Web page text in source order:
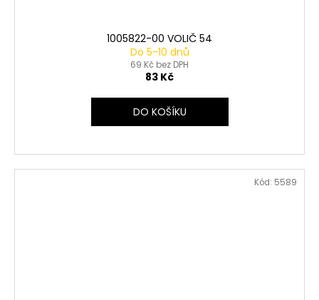
1005822-00 VOLIČ 54
Do 5-10 dnů
69 Kč bez DPH
83 Kč
DO KOŠÍKU
Kód: 5589